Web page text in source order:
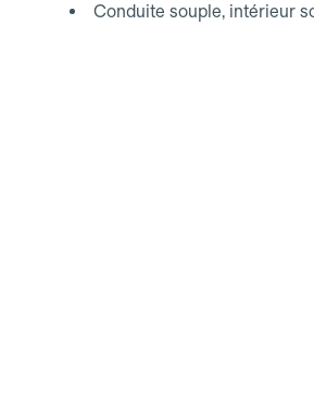
Conduite souple, intérieur